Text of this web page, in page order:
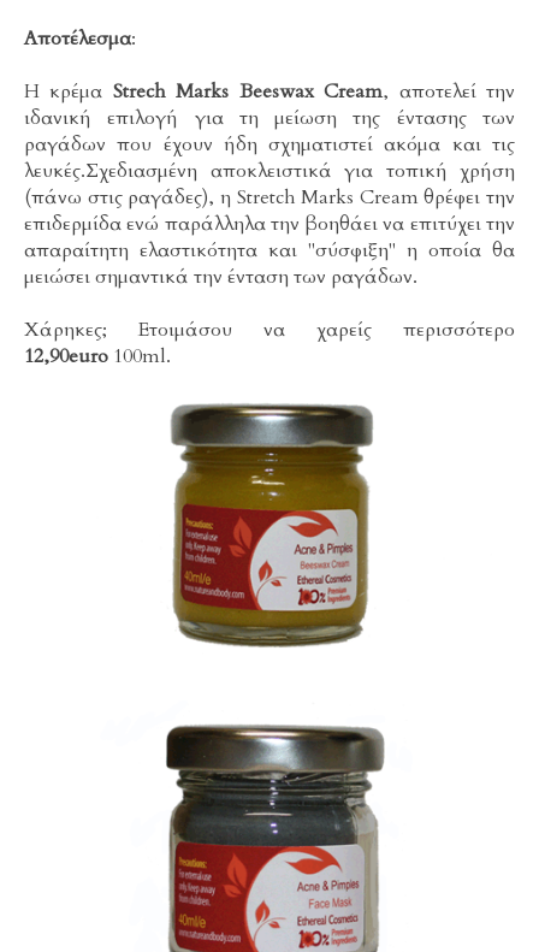
Αποτέλεσμα:
H κρέμα Strech Marks Beeswax Cream, αποτελεί την
ιδανική επιλογή για τη μείωση της έντασης των
ραγάδων που έχουν ήδη σχηματιστεί ακόμα και τις
λευκές.Σχεδιασμένη αποκλειστικά για τοπική χρήση
(πάνω στις ραγάδες), η Stretch Marks Cream θρέφει την
επιδερμίδα ενώ παράλληλα την βοηθάει να επιτύχει την
απαραίτητη ελαστικότητα και "σύσφιξη" η οποία θα
μειώσει σημαντικά την ένταση των ραγάδων.
Χάρηκες; Ετοιμάσου να χαρείς περισσότερο
12,90euro 100ml.